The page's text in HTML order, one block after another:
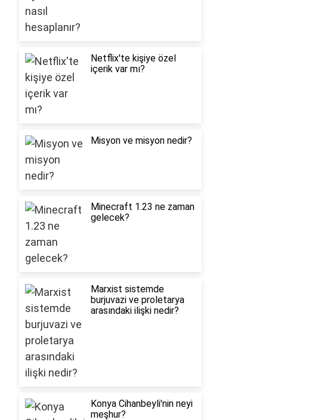
Netflix'te kişiye özel
içerik var mı?
Misyon ve misyon nedir?
Minecraft 1.23 ne zaman
gelecek?
Marxist sistemde
burjuvazi ve proletarya
arasındaki ilişki nedir?
Konya Cihanbeyli'nin neyi
meşhur?